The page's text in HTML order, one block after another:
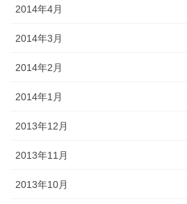
2014年4月
2014年3月
2014年2月
2014年1月
2013年12月
2013年11月
2013年10月